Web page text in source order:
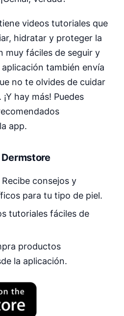
videos tutoriales que
hidratar y proteger la
muy fáciles de seguir y
también envía
no te olvides de cuidar
hay más! Puedes
app.
Recibe consejos y
para tu tipo de piel.
tutoriales fáciles de
productos
la aplicación.